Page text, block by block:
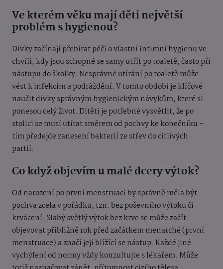
Ve kterém věku mají děti největší
problém s hygienou?
Dívky začínají přebírat péči o vlastní intimní hygienu ve
chvíli, kdy jsou schopné se samy utřít po toaletě, často při
nástupu do školky. Nesprávné utírání po toaletě může
vést k infekcím a podráždění. V tomto období je klíčové
naučit dívky správným hygienickým návykům, které si
ponesou celý život. Dítěti je potřebné vysvětlit, že po
stolici se musí utírat směrem od pochvy ke konečníku –
tím předejde zanesení bakterií ze střev do citlivých
partií.
Co když objevím u malé dcery výtok?
Od narození po první menstruaci by správně měla být
pochva zcela v pořádku, tzn. bez poševního výtoku či
krvácení. Slabý světlý výtok bez krve se může začít
objevovat přibližně rok před začátkem menarché (první
menstruace) a značí její blížící se nástup. Každé jiné
vychýlení od normy vždy konzultujte s lékařem. Může